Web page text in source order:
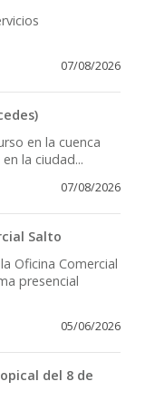
07/08/2026
en la cuenca
la ciudad...
07/08/2026
Salto
Oficina Comercial
presencial
05/06/2026
del 8 de